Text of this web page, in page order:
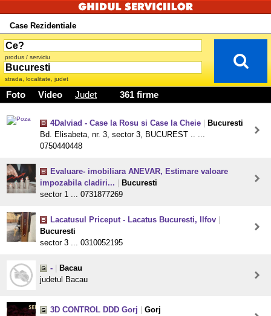
Case Rezidentiale
produs / serviciu
strada, localitate, judet
Foto Video Judet 361 firme
4Dalviad - Case la Rosu si Case la Cheie
Bucuresti
Bd. Elisabeta, nr. 3, sector 3, BUCUREST .. ...
0750440448
Evaluare- imobiliara ANEVAR, Estimare valoare
impozabila cladiri...
Bucuresti
sector 1 ... 0731877269
Lacatusul Priceput - Lacatus Bucuresti, Ilfov
Bucuresti
sector 3 ... 0310052195
-
Bacau
judetul Bacau
3D CONTROL DDD Gorj
Gorj